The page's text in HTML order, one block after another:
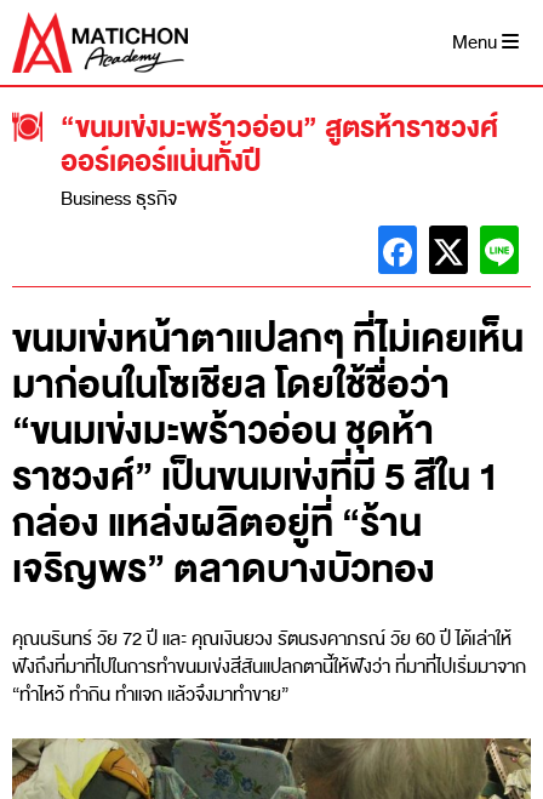
Skip
content
Menu
“ขนมเข่งมะพร้าวอ่อน” สูตรห้าราชวงศ์
ออร์เดอร์แน่นทั้งปี
Business ธุรกิจ
ขนมเข่งหน้าตาแปลกๆ ที่ไม่เคยเห็น
มาก่อนในโซเชียล โดยใช้ชื่อว่า
“ขนมเข่งมะพร้าวอ่อน ชุดห้า
ราชวงศ์” เป็นขนมเข่งที่มี 5 สีใน 1
กล่อง แหล่งผลิตอยู่ที่ “ร้าน
เจริญพร” ตลาดบางบัวทอง
คุณนรินทร์ วัย 72 ปี และ คุณเงินยวง รัตนรงคาภรณ์ วัย 60 ปี ได้เล่าให้
ฟังถึงที่มาที่ไปในการทำขนมเข่งสีสันแปลกตานี้ให้ฟังว่า ที่มาที่ไปเริ่มมาจาก
“ทำไหว้ ทำกิน ทำแจก แล้วจึงมาทำขาย”